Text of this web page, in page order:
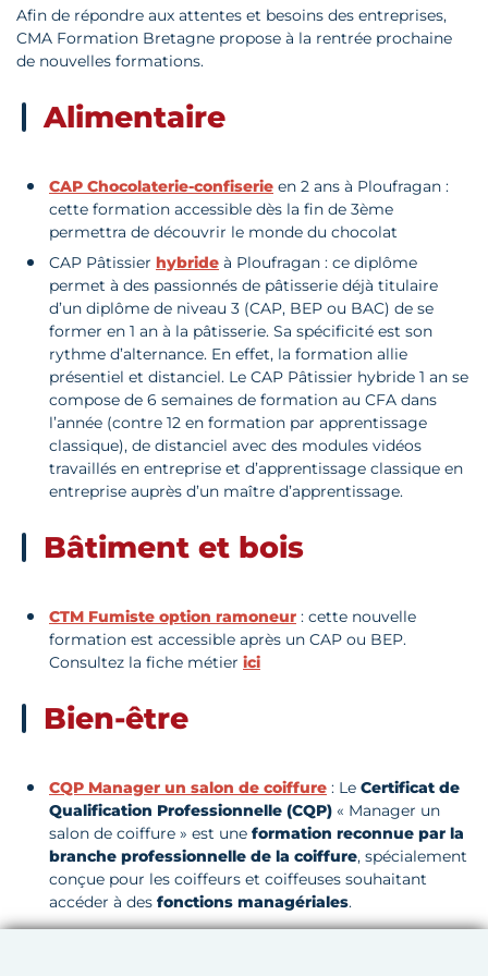
Afin de répondre aux attentes et besoins des entreprises,
CMA Formation Bretagne propose à la rentrée prochaine
de nouvelles formations.
Alimentaire
CAP Chocolaterie-confiserie en 2 ans à Ploufragan :
cette formation accessible dès la fin de 3ème
permettra de découvrir le monde du chocolat
CAP Pâtissier hybride à Ploufragan : ce diplôme
permet à des passionnés de pâtisserie déjà titulaire
d’un diplôme de niveau 3 (CAP, BEP ou BAC) de se
former en 1 an à la pâtisserie. Sa spécificité est son
rythme d’alternance. En effet, la formation allie
présentiel et distanciel. Le CAP Pâtissier hybride 1 an se
compose de 6 semaines de formation au CFA dans
l’année (contre 12 en formation par apprentissage
classique), de distanciel avec des modules vidéos
travaillés en entreprise et d’apprentissage classique en
entreprise auprès d’un maître d’apprentissage.
Bâtiment et bois
CTM Fumiste option ramoneur : cette nouvelle
formation est accessible après un CAP ou BEP.
Consultez la fiche métier ici
Bien-être
CQP Manager un salon de coiffure : Le Certificat de
Qualification Professionnelle (CQP) « Manager un
salon de coiffure » est une formation reconnue par la
branche professionnelle de la coiffure, spécialement
conçue pour les coiffeurs et coiffeuses souhaitant
accéder à des fonctions managériales.